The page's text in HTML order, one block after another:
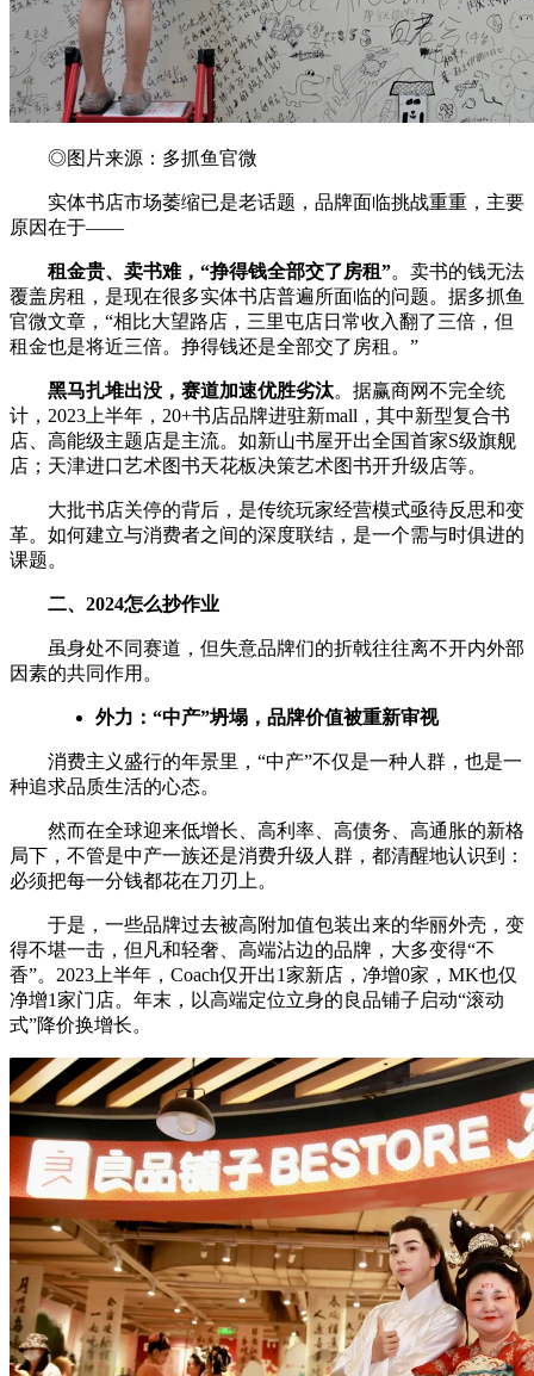
◎图片来源：多抓鱼官微
实体书店市场萎缩已是老话题，品牌面临挑战重重，主要
原因在于——
租金贵、卖书难，“挣得钱全部交了房租”。卖书的钱无法
覆盖房租，是现在很多实体书店普遍所面临的问题。据多抓鱼
官微文章，“相比大望路店，三里屯店日常收入翻了三倍，但
租金也是将近三倍。挣得钱还是全部交了房租。”
黑马扎堆出没，赛道加速优胜劣汰。据赢商网不完全统
计，2023上半年，20+书店品牌进驻新mall，其中新型复合书
店、高能级主题店是主流。如新山书屋开出全国首家S级旗舰
店；天津进口艺术图书天花板决策艺术图书开升级店等。
大批书店关停的背后，是传统玩家经营模式亟待反思和变
革。如何建立与消费者之间的深度联结，是一个需与时俱进的
课题。
二、 2024怎么抄作业
虽身处不同赛道，但失意品牌们的折戟往往离不开内外部
因素的共同作用。
外力：“中产”坍塌，品牌价值被重新审视
消费主义盛行的年景里，“中产”不仅是一种人群，也是一
种追求品质生活的心态。
然而在全球迎来低增长、高利率、高债务、高通胀的新格
局下，不管是中产一族还是消费升级人群，都清醒地认识到：
必须把每一分钱都花在刀刃上。
于是，一些品牌过去被高附加值包装出来的华丽外壳，变
得不堪一击，但凡和轻奢、高端沾边的品牌，大多变得“不
香”。2023上半年，Coach仅开出1家新店，净增0家，MK也仅
净增1家门店。年末，以高端定位立身的良品铺子启动“滚动
式”降价换增长。